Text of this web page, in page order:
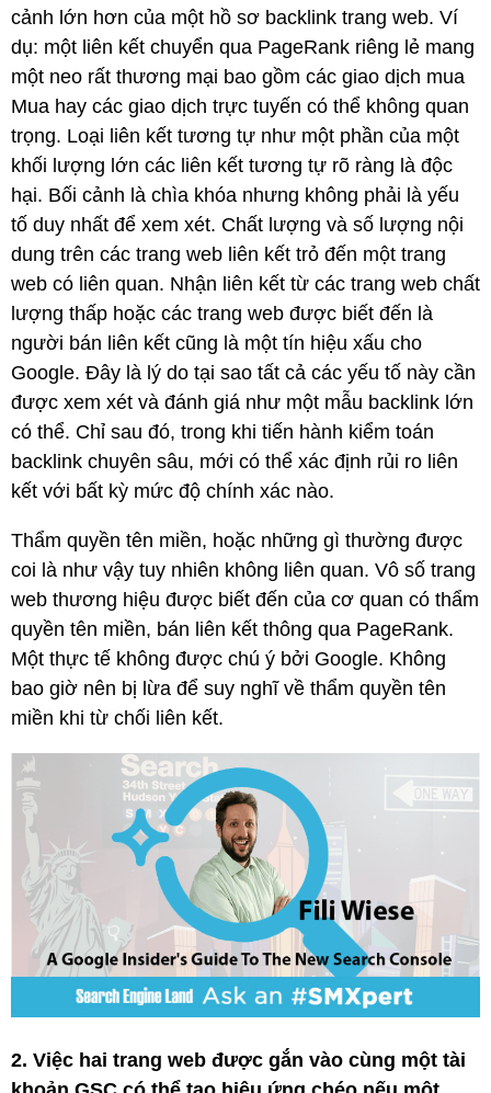
cảnh lớn hơn của một hồ sơ backlink trang web. Ví
dụ: một liên kết chuyển qua PageRank riêng lẻ mang
một neo rất thương mại bao gồm các giao dịch mua
Mua hay các giao dịch trực tuyến có thể không quan
trọng. Loại liên kết tương tự như một phần của một
khối lượng lớn các liên kết tương tự rõ ràng là độc
hại. Bối cảnh là chìa khóa nhưng không phải là yếu
tố duy nhất để xem xét. Chất lượng và số lượng nội
dung trên các trang web liên kết trỏ đến một trang
web có liên quan. Nhận liên kết từ các trang web chất
lượng thấp hoặc các trang web được biết đến là
người bán liên kết cũng là một tín hiệu xấu cho
Google. Đây là lý do tại sao tất cả các yếu tố này cần
được xem xét và đánh giá như một mẫu backlink lớn
có thể. Chỉ sau đó, trong khi tiến hành kiểm toán
backlink chuyên sâu, mới có thể xác định rủi ro liên
kết với bất kỳ mức độ chính xác nào.
Thẩm quyền tên miền, hoặc những gì thường được
coi là như vậy tuy nhiên không liên quan. Vô số trang
web thương hiệu được biết đến của cơ quan có thẩm
quyền tên miền, bán liên kết thông qua PageRank.
Một thực tế không được chú ý bởi Google. Không
bao giờ nên bị lừa để suy nghĩ về thẩm quyền tên
miền khi từ chối liên kết.
2. Việc hai trang web được gắn vào cùng một tài